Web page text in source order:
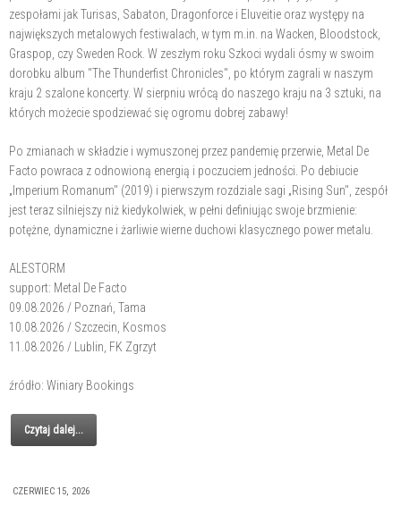
zespołami jak Turisas, Sabaton, Dragonforce i Eluveitie oraz występy na
największych metalowych festiwalach, w tym m.in. na Wacken, Bloodstock,
Graspop, czy Sweden Rock. W zeszłym roku Szkoci wydali ósmy w swoim
dorobku album "The Thunderfist Chronicles", po którym zagrali w naszym
kraju 2 szalone koncerty. W sierpniu wrócą do naszego kraju na 3 sztuki, na
których możecie spodziewać się ogromu dobrej zabawy!
Po zmianach w składzie i wymuszonej przez pandemię przerwie, Metal De
Facto powraca z odnowioną energią i poczuciem jedności. Po debiucie
„Imperium Romanum" (2019) i pierwszym rozdziale sagi „Rising Sun", zespół
jest teraz silniejszy niż kiedykolwiek, w pełni definiując swoje brzmienie:
potężne, dynamiczne i żarliwie wierne duchowi klasycznego power metalu.
ALESTORM
support: Metal De Facto
09.08.2026 / Poznań, Tama
10.08.2026 / Szczecin, Kosmos
11.08.2026 / Lublin, FK Zgrzyt
źródło: Winiary Bookings
Czytaj dalej...
CZERWIEC 15, 2026